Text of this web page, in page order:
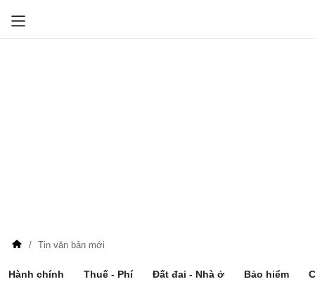
Tin văn bản mới
Hành chính Thuế - Phí Đất đai - Nhà ở Bảo hiểm